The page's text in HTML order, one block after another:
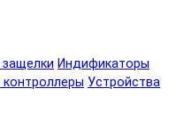
Индификаторы
Устройства